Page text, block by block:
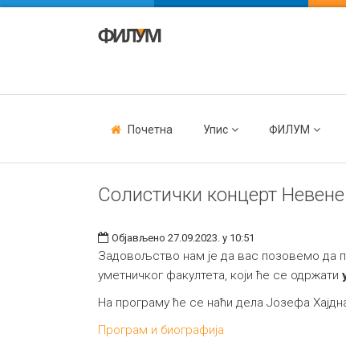
Почетна Упис ФИЛУМ
Солистички концерт
Објављено 27.09.2023. у 10:51
Задовољство нам је да вас позовемо да
уметничког факултета, који ће се одржати
На програму ће се наћи дела Јозефа
Програм и биографија